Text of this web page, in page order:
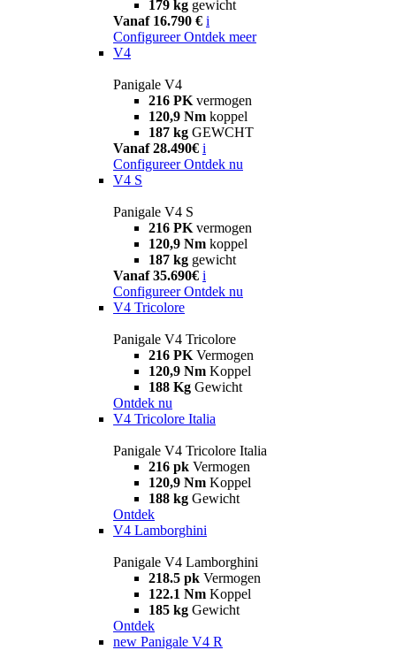
179 kg gewicht
Vanaf 16.790 € i
Configureer Ontdek meer
V4
Panigale V4
216 PK vermogen
120,9 Nm koppel
187 kg GEWCHT
Vanaf 28.490€ i
Configureer Ontdek nu
V4 S
Panigale V4 S
216 PK vermogen
120,9 Nm koppel
187 kg gewicht
Vanaf 35.690€ i
Configureer Ontdek nu
V4 Tricolore
Panigale V4 Tricolore
216 PK Vermogen
120,9 Nm Koppel
188 Kg Gewicht
Ontdek nu
V4 Tricolore Italia
Panigale V4 Tricolore Italia
216 pk Vermogen
120,9 Nm Koppel
188 kg Gewicht
Ontdek
V4 Lamborghini
Panigale V4 Lamborghini
218.5 pk Vermogen
122.1 Nm Koppel
185 kg Gewicht
Ontdek
new Panigale V4 R